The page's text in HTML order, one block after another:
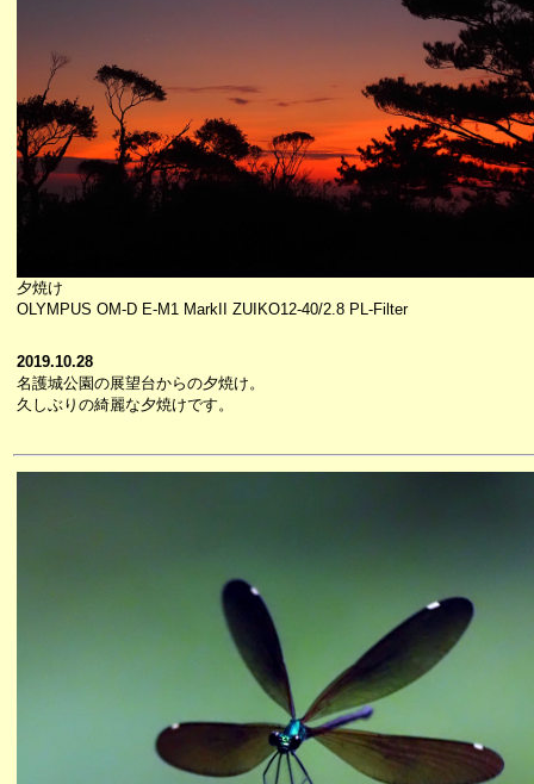
夕焼け
OLYMPUS OM-D E-M1 MarkII ZUIKO12-40/2.8 PL-Filter
2019.10.28
名護城公園の展望台からの夕焼け。
久しぶりの綺麗な夕焼けです。